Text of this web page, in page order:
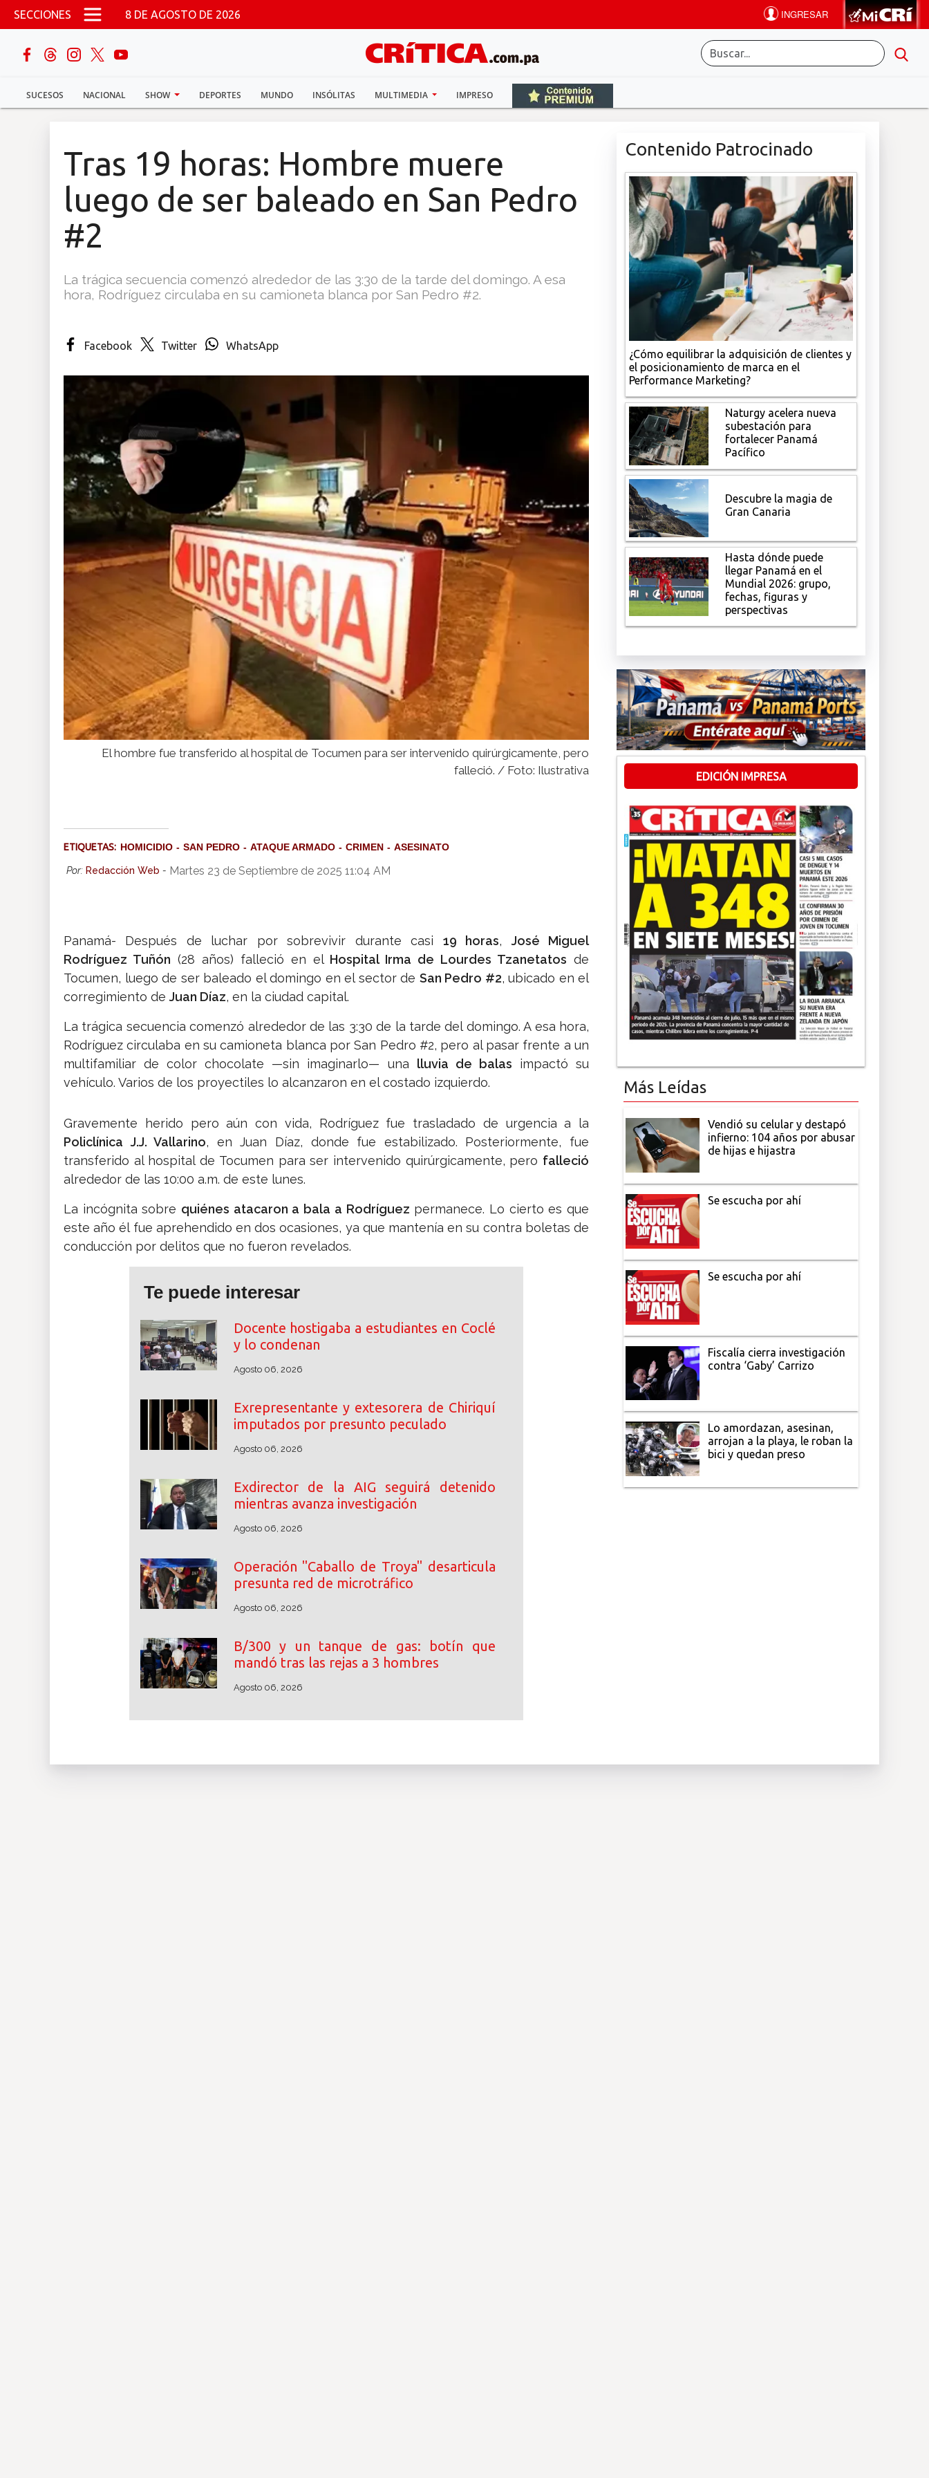
Pasar al contenido principal
SECCIONES 8 DE AGOSTO DE 2026
SUCESOS NACIONAL SHOW DEPORTES MUNDO INSÓLITAS MULTIMEDIA IMPRESO
buscar
Sucesos
Multimedia
Tras 19 horas: Hombre muere
luego de ser baleado en San Pedro
#2
La trágica secuencia comenzó alrededor de las 3:30 de la tarde del domingo. A esa
hora, Rodríguez circulaba en su camioneta blanca por San Pedro #2.
Facebook Twitter WhatsApp
El hombre fue transferido al hospital de Tocumen para ser intervenido quirúrgicamente, pero
falleció. / Foto: Ilustrativa
ETIQUETAS: HOMICIDIO SAN PEDRO ATAQUE ARMADO CRIMEN ASESINATO
Por: Redacción Web - Martes 23 de Septiembre de 2025 11:04 AM
Panamá- Después de luchar por sobrevivir durante casi 19 horas, José Miguel
Rodríguez Tuñón (28 años) falleció en el Hospital Irma de Lourdes Tzanetatos de
Tocumen, luego de ser baleado el domingo en el sector de San Pedro #2, ubicado en el
corregimiento de Juan Díaz, en la ciudad capital.
La trágica secuencia comenzó alrededor de las 3:30 de la tarde del domingo. A esa hora,
Rodríguez circulaba en su camioneta blanca por San Pedro #2, pero al pasar frente a un
multifamiliar de color chocolate —sin imaginarlo— una lluvia de balas impactó su
vehículo. Varios de los proyectiles lo alcanzaron en el costado izquierdo.
Gravemente herido pero aún con vida, Rodríguez fue trasladado de urgencia a la
Policlínica J.J. Vallarino, en Juan Díaz, donde fue estabilizado. Posteriormente, fue
transferido al hospital de Tocumen para ser intervenido quirúrgicamente, pero falleció
alrededor de las 10:00 a.m. de este lunes.
La incógnita sobre quiénes atacaron a bala a Rodríguez permanece. Lo cierto es que
este año él fue aprehendido en dos ocasiones, ya que mantenía en su contra boletas de
conducción por delitos que no fueron revelados.
Te puede interesar
Docente hostigaba a estudiantes en Coclé
y lo condenan
Agosto 06, 2026
Exrepresentante y extesorera de Chiriquí
imputados por presunto peculado
Agosto 06, 2026
Exdirector de la AIG seguirá detenido
mientras avanza investigación
Agosto 06, 2026
Operación "Caballo de Troya" desarticula
presunta red de microtráfico
Agosto 06, 2026
B/300 y un tanque de gas: botín que
mandó tras las rejas a 3 hombres
Agosto 06, 2026
Contenido Patrocinado
¿Cómo equilibrar la adquisición de clientes y
el posicionamiento de marca en el
Performance Marketing?
Naturgy acelera nueva
subestación para
fortalecer Panamá
Pacífico
Descubre la magia de
Gran Canaria
Hasta dónde puede
llegar Panamá en el
Mundial 2026: grupo,
fechas, figuras y
perspectivas
EDICIÓN IMPRESA
Más Leídas
Vendió su celular y destapó
infierno: 104 años por abusar
de hijas e hijastra
Se escucha por ahí
Se escucha por ahí
Fiscalía cierra investigación
contra ‘Gaby’ Carrizo
Lo amordazan, asesinan,
arrojan a la playa, le roban la
bici y quedan preso